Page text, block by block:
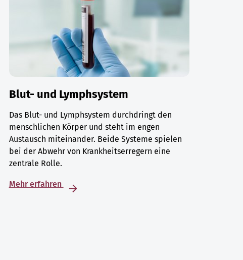
Blut- und Lymphsystem
Das Blut- und Lymphsystem durchdringt den
menschlichen Körper und steht im engen
Austausch miteinander. Beide Systeme spielen
bei der Abwehr von Krankheitserregern eine
zentrale Rolle.
Mehr erfahren